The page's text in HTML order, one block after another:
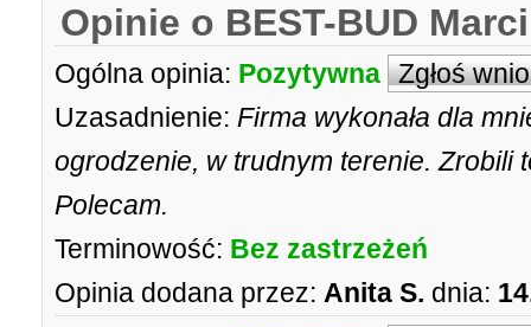
Opinie o BEST-BUD
Ogólna opinia: Pozytywna Zgłoś
Uzasadnienie: Firma wykonała dla
ogrodzenie, w trudnym terenie. Zrobili
Polecam.
Terminowość: Bez zastrzeżeń
Opinia dodana przez: Anita S. dnia: